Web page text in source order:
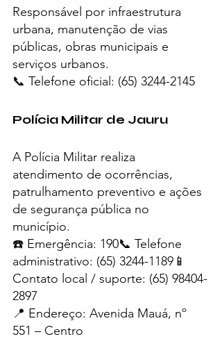
Responsável por infraestrutura
urbana, manutenção de vias
públicas, obras municipais e
serviços urbanos.
📞 Telefone oficial: (65) 3244-2145
Polícia Militar de Jauru
A Polícia Militar realiza
atendimento de ocorrências,
patrulhamento preventivo e ações
de segurança pública no
município.
☎️ Emergência: 190📞 Telefone
administrativo: (65) 3244-1189📱
Contato local / suporte: (65) 98404-
2897
📍 Endereço: Avenida Mauá, nº
551 – Centro